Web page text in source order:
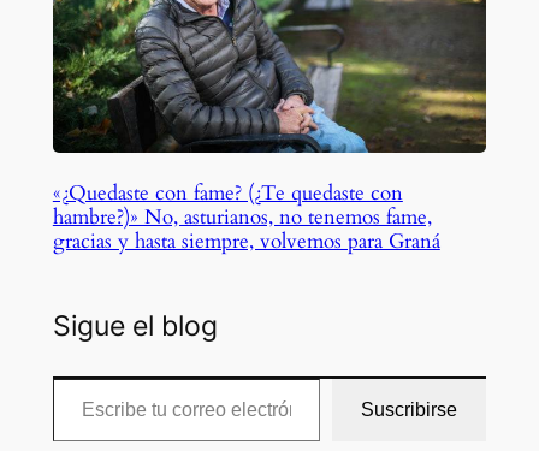
«¿Quedaste con fame? (¿Te quedaste con
hambre?)» No, asturianos, no tenemos fame,
gracias y hasta siempre, volvemos para Graná
Sigue el blog
Escribe tu correo electrónico…
Suscribirse